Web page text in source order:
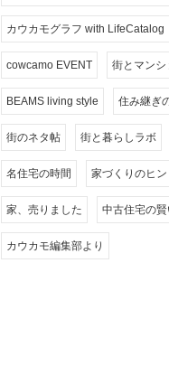
カウカモグラフ with LifeCatalog
cowcamo EVENT 街とマンシ
BEAMS living style 住み継ぎ
街のネタ帖 街と暮らしラボ
名住宅の時間 家づくりのヒン
家、売りました 中古住宅の
カウカモ編集部より